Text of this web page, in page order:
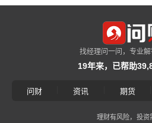
找经理问一问，专业
19年来，已帮助
问财 资讯 期货
理财有风险，投资